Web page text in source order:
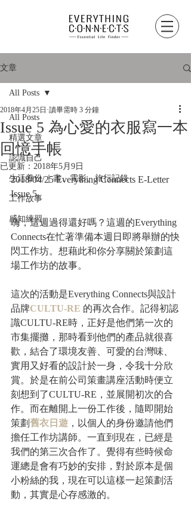
文章
All Posts
精選文章
認識自己
生活養份 ｜書、電影、旅行記錄
工作故事
感知練習
All Posts
Issue 5 為心愛的衣服寫一本
回憶手帳
2018年4月25日 讀畢需時 3 分鐘
已更新： 2018年5月9日
2018/04/25 Everything Connects E-Letter
Issue 5.
嗨，這週過得還好嗎？這週的Everything
Connects在忙著準備本週日即將舉辦的快
閃工作坊。想藉此和你分享關於策劃這
場工作坊的故事。
這次的活動是Everything Connects與設計
品牌CULTU-RE 的再次合作。記得初認
識CULTU-RE時，正好是他們第一次的
市集擺攤，那時看到他們的產品就很喜
歡，結合了環境友善、可愛的台灣味、
實用又好看的設計於一身，令我十分欣
賞。於是在前公司策畫講座活動時便立
刻想到了CULTU-RE，並展開初次的合
作。而在離開上一份工作後，隨即開始
策劃 舊衣日遊 ，以個人的身份邀請他們
擔任工作坊講師。一直到現在，已經是
我們的第三次合作了。覺得有些時候命
運總是會有巧妙的安排，對於原本是個
小粉絲的我，現在可以這樣一起策劃活
動，其實是心存感激的。